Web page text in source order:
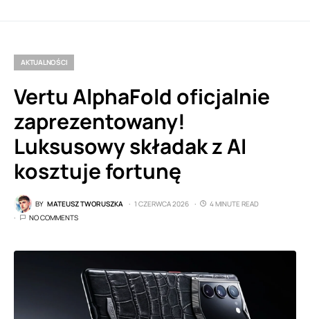
AKTUALNOŚCI
Vertu AlphaFold oficjalnie
zaprezentowany!
Luksusowy składak z AI
kosztuje fortunę
BY MATEUSZ TWORUSZKA 1 CZERWCA 2026
4 MINUTE READ
NO COMMENTS